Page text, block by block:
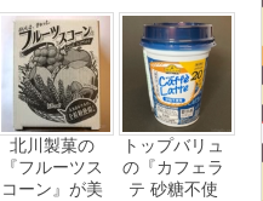
北川製菓の
『フルーツス
コーン』が美
トップバリュ
の『カフェラ
テ 砂糖不使